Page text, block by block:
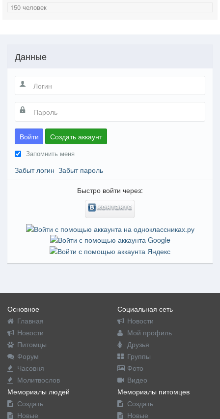
150 человек
Данные
Войти Создать аккаунт
Запомнить меня
Забыт логин Забыт пароль
Быстро войти через:
Основное
Главная
Новости
Питомцы
Форум
Часовня
Молитвослов
Социальная сеть
Новости
Мой профиль
Друзья
Группы
Фото
Видео
Мемориалы людей
Создать
Новые
Мемориалы питомцев
Создать
Новые